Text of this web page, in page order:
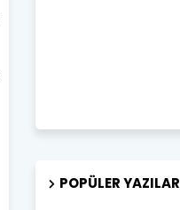
POPÜLER YAZILAR